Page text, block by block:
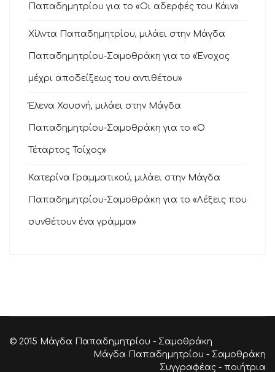
Παπαδημητρίου για το «Οι αδερφές του Κάιν»
Χίλντα Παπαδημητρίου, μιλάει στην Μάγδα
Παπαδημητρίου-Σαμοθράκη για το «Ένοχος
μέχρι αποδείξεως του αντιθέτου»
Έλενα Χουσνή, μιλάει στην Μάγδα
Παπαδημητρίου-Σαμοθράκη για το «Ο
Τέταρτος Τοίχος»
Κατερίνα Γραμματικού, μιλάει στην Μάγδα
Παπαδημητρίου-Σαμοθράκη για το «Λέξεις που
συνθέτουν ένα γράμμα»
© 2015 Μάγδα Παπαδημητρίου - Σαμοθράκη
Μάγδα Παπαδημητρίου - Σαμοθράκη
Συγγραφέας - ποιήτρια